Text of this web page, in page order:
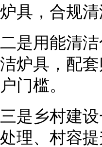
炉具，合规
二是用能清
洁炉具，配
户门槛。
三是乡村建
处理、村容